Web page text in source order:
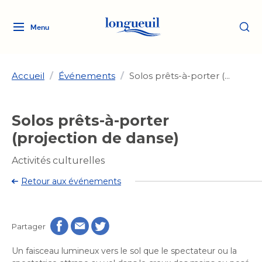
Menu
Logo
Ville
lien
vers
l'accueil
Ma ville, ma propriété
Aménagement et urbanisme
Aménagement et urbanisme
Rôle d'évaluation
Loisirs et culture
Arts et culture
Bibliothèques
Développement social
Développement social
Services de proximité
Déneigement
Déneigement
Eau
Eau
Transition socioécologique
et mobilité
Quoi faire à Longueuil
Activités artistiques et
culturelles
Accueil / Événements / Solos prêts-à-porter (...
Solos prêts-à-porter
(projection de danse)
Activités culturelles
Retour aux événements
Partager
Un faisceau lumineux vers le sol que le spectateur ou la